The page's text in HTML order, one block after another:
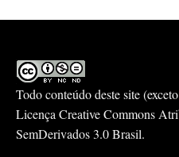
Todo conteúdo deste site
LicençaCreative Commons
SemDerivados 3.0 Brasil.